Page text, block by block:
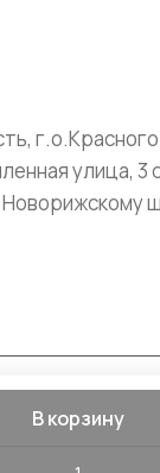
В корзину
улица, 3
Оферта